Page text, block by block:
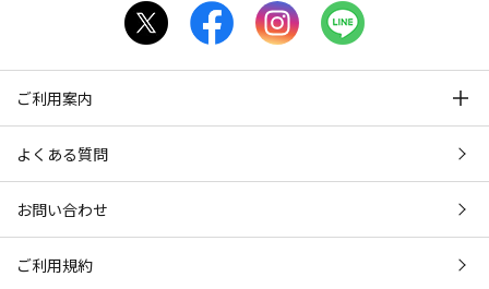
ご利用案内
よくある質問
お問い合わせ
ご利用規約